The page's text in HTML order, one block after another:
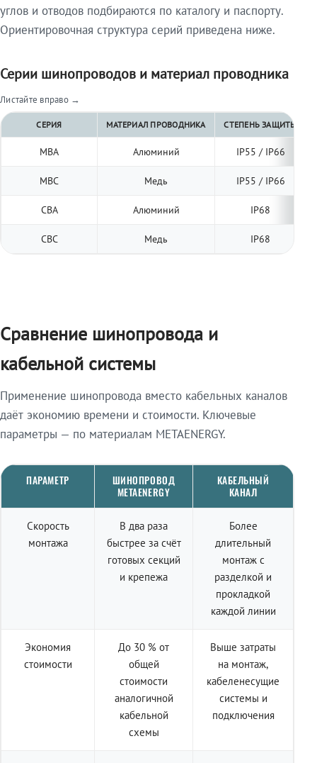
углов и отводов подбираются по каталогу и паспорту.
Ориентировочная структура серий приведена ниже.
Серии шинопроводов и материал проводника
Листайте вправо →
СЕРИЯ МАТЕРИАЛ ПРОВОДНИКА СТЕПЕНЬ ЗАЩИТЫ
МВА Алюминий IP55 / IP66
МВС Медь IP55 / IP66
СВА Алюминий IP68
СВС Медь IP68
Сравнение шинопровода и
кабельной системы
Применение шинопровода вместо кабельных каналов
даёт экономию времени и стоимости. Ключевые
параметры — по материалам METAENERGY.
ПАРАМЕТР
ШИНОПРОВОД
METAENERGY
КАБЕЛЬНЫЙ
КАНАЛ
Скорость
монтажа
В два раза
быстрее за счёт
готовых секций
и крепежа
Более
длительный
монтаж с
разделкой и
прокладкой
каждой линии
Экономия
стоимости
До 30 % от
общей
стоимости
аналогичной
кабельной
схемы
Выше затраты
на монтаж,
кабеленесущие
системы и
подключения